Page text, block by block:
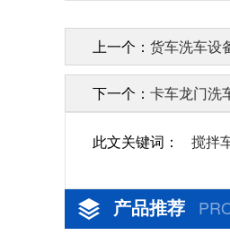
上一个： 货车洗车设
下一个： 卡车龙门洗
此文关键词： 搅拌
产品推荐